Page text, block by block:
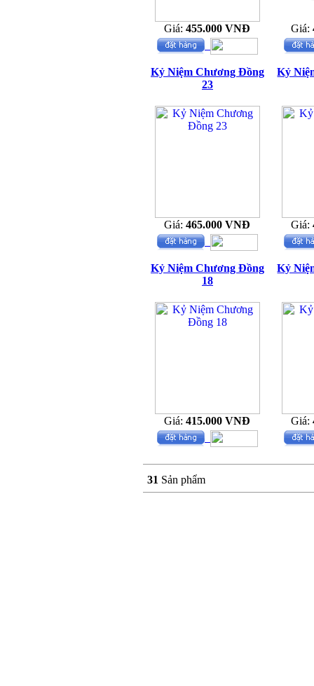
Giá:455.000 VNĐ Giá:
Kỷ Niệm Chương Đồng
23
Giá:465.000 VNĐ
Kỷ
Giá:
Kỷ Niệm Chương Đồng
18
Giá:415.000 VNĐ
Kỷ
Giá:
31 Sản phẩm